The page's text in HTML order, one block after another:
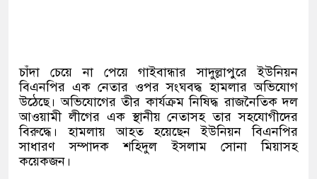
চাঁদা চেয়ে না পেয়ে গাইবান্ধার সাদুল্লাপুরে ইউনিয়ন
বিএনপির এক নেতার ওপর সংঘবদ্ধ হামলার অভিযোগ
উঠেছে। অভিযোগের তীর কার্যক্রম নিষিদ্ধ রাজনৈতিক দল
আওয়ামী লীগের এক স্থানীয় নেতাসহ তার সহযোগীদের
বিরুদ্ধে। হামলায় আহত হয়েছেন ইউনিয়ন বিএনপির
সাধারণ সম্পাদক শহিদুল ইসলাম সোনা মিয়াসহ
কয়েকজন।